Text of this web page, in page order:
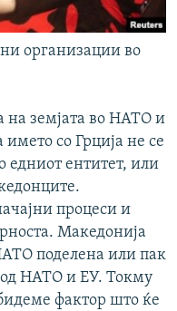
организации во
на земјата во НАТО и
со Грција не се
едниот ентитет, или
процеси и
Македонија
поделена или пак
од НАТО и ЕУ. Токму
фактор што ќе